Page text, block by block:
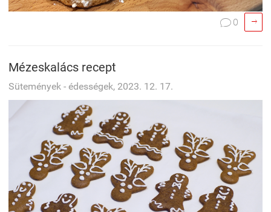
 0 
Mézeskalács recept
Sütemények - édességek, 2023. 12. 17.